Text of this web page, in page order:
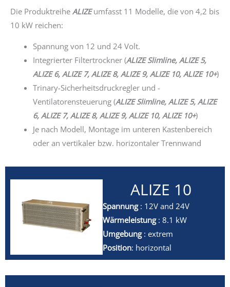
Die Produktreihe ALIZE umfasst 11 Modelle, die von 4,2 bis
10 kW reichen:
Spannung von 12 und 24 Volt.
Integrierter Filtertrockner (ALIZE Slimline, ALIZE 5,
ALIZE 6, ALIZE 7, ALIZE 8, ALIZE 9, ALIZE 10, ALIZE 10+)
Trinary-Sicherheitsdruckregler und -
Ventilatorensteuerung (ALIZE Slimline, ALIZE 5, ALIZE
6, ALIZE 7, ALIZE 8, ALIZE 9, ALIZE 10, ALIZE 10+)
Je nach Modell, Montage im unteren Kastenbereich
oder an vertikaler bzw. horizontaler Trennwand
ALIZE 10
Spannung : 12V and 24V
Wärmeleistung : 8.1 kW
Umgebung : extrem
Position: horizontal